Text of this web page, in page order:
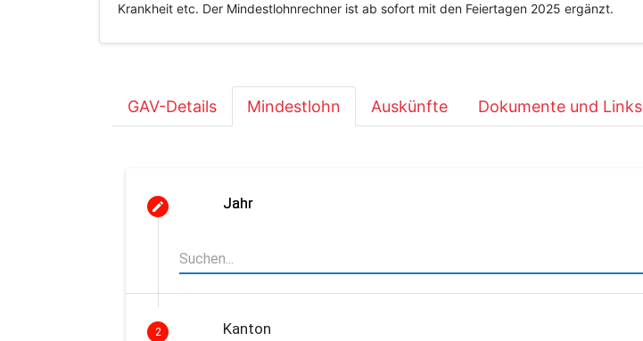
Krankheit etc. Der Mindestlohnrechner ist ab sofort mit den Feiertagen 2025 ergänzt.
GAV-Details Mindestlohn Auskünfte Dokumente und Links
Jahr
2 Kanton